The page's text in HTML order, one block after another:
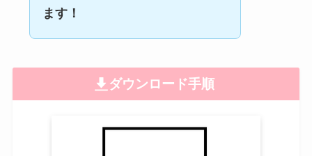
ます！
ダウンロード手順